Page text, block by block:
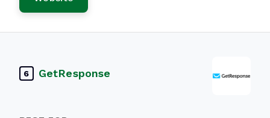
6 GetResponse